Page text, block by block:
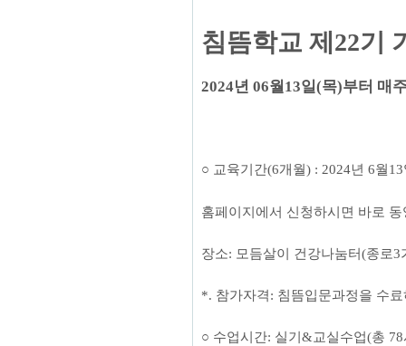
침뜸학교 제 22기
2024년 06월 13일(목)부터 매
○ 교육기간(6개월) : 2024년 6월13
홈페이지에서 신청하시면 바로
장소: 모듬살이 건강나눔터(종로3
*. 참가자격: 침뜸입문과정을 수
○ 수업시간: 실기 &교실수업(총 78